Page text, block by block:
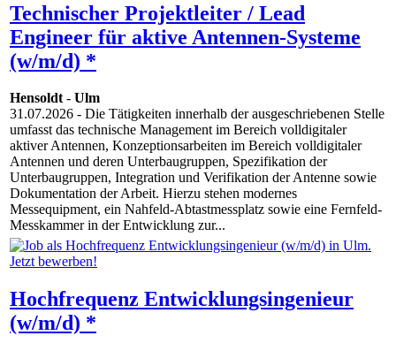
Technischer Projektleiter / Lead
Engineer für aktive Antennen-Systeme
(w/m/d) *
Hensoldt- Ulm
31.07.2026 - Die Tätigkeiten innerhalb der ausgeschriebenen Stelle
umfasst das technische Management im Bereich volldigitaler
aktiver Antennen, Konzeptionsarbeiten im Bereich volldigitaler
Antennen und deren Unterbaugruppen, Spezifikation der
Unterbaugruppen, Integration und Verifikation der Antenne sowie
Dokumentation der Arbeit. Hierzu stehen modernes
Messequipment, ein Nahfeld-Abtastmessplatz sowie eine Fernfeld-
Messkammer in der Entwicklung zur...
Hochfrequenz Entwicklungsingenieur
(w/m/d) *